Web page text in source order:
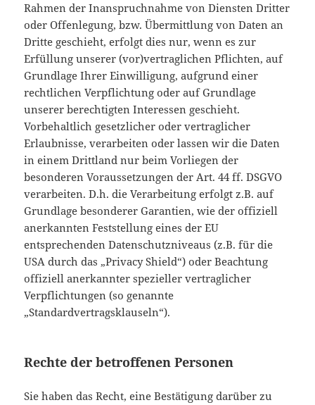
Rahmen der Inanspruchnahme von Diensten Dritter
oder Offenlegung, bzw. Übermittlung von Daten an
Dritte geschieht, erfolgt dies nur, wenn es zur
Erfüllung unserer (vor)vertraglichen Pflichten, auf
Grundlage Ihrer Einwilligung, aufgrund einer
rechtlichen Verpflichtung oder auf Grundlage
unserer berechtigten Interessen geschieht.
Vorbehaltlich gesetzlicher oder vertraglicher
Erlaubnisse, verarbeiten oder lassen wir die Daten
in einem Drittland nur beim Vorliegen der
besonderen Voraussetzungen der Art. 44 ff. DSGVO
verarbeiten. D.h. die Verarbeitung erfolgt z.B. auf
Grundlage besonderer Garantien, wie der offiziell
anerkannten Feststellung eines der EU
entsprechenden Datenschutzniveaus (z.B. für die
USA durch das „Privacy Shield“) oder Beachtung
offiziell anerkannter spezieller vertraglicher
Verpflichtungen (so genannte
„Standardvertragsklauseln“).
Rechte der betroffenen Personen
Sie haben das Recht, eine Bestätigung darüber zu